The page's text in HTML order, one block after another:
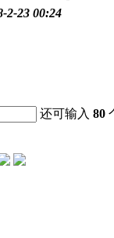
2-23 00:24
还可输入80